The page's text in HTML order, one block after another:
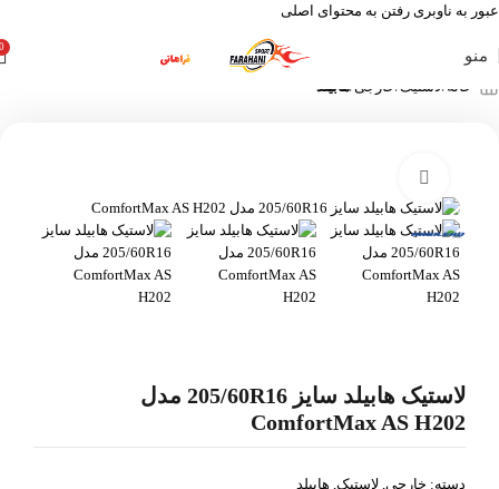
عبور به ناوبری رفتن به محتوای اصلی
منو
خانه لاستیک خارجی هابیلد
لاستیک هابیلد سایز 205/60R16 مدل
ComfortMax AS H202
دسته: خارجی, لاستیک, هابیلد